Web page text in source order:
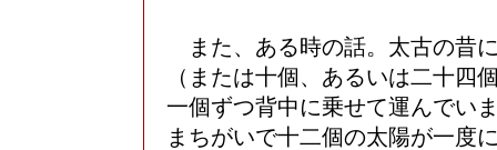
また、ある時の話。太古の昔
（または十個、あるいは二十四
一個ずつ背中に乗せて運んでい
まちがいで十二個の太陽が一度